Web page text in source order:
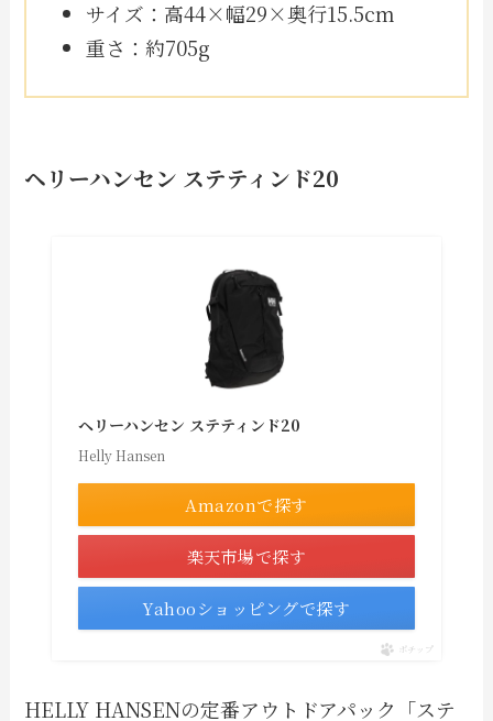
サイズ：高44×幅29×奥行15.5cm
重さ：約705g
ヘリーハンセン ステティンド20
ヘリーハンセン ステティンド20
Helly Hansen
Amazonで探す
楽天市場で探す
Yahooショッピングで探す
ポチップ
HELLY HANSENの定番アウトドアパック「ステ